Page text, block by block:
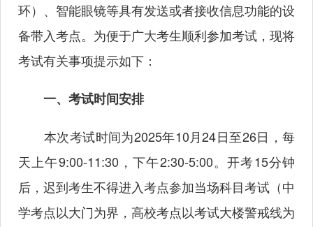
环）、智能眼镜等具有发送或者接收信息功能的设
备带入考点。为便于广大考生顺利参加考试，现将
考试有关事项提示如下：
一、考试时间安排
本次考试时间为2025年10月24日至26日，每
天上午9:00-11:30，下午2:30-5:00。开考15分钟
后，迟到考生不得进入考点参加当场科目考试（中
学考点以大门为界，高校考点以考试大楼警戒线为